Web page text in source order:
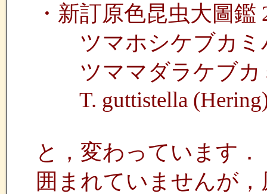
・新訂原色昆虫大圖鑑
ツマホシケブカミバ
ツママダラケブカミ
T. guttistella
と，変わっています．
囲まれていませんが